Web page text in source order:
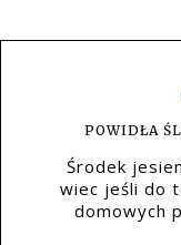
POWIDŁA
Środek
wiec jeśli do
domowych